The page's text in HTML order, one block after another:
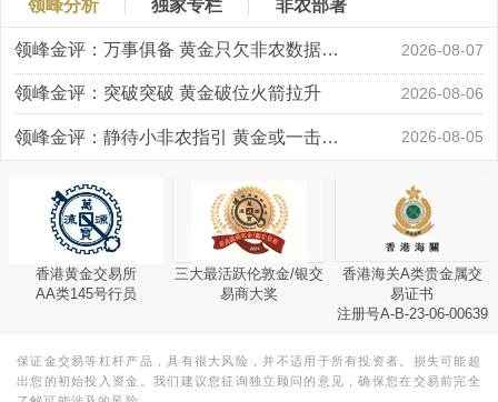
领峰分析 独家专栏 非农部署
领峰金评：万事俱备 黄金只欠非农数据“东风” 2026-08-07
领峰金评：突破突破 黄金破位火箭拉升 2026-08-06
领峰金评：静待小非农指引 黄金或一击破局 2026-08-05
香港黄金交易所
AA类145号行员
三大最活跃伦敦金/银交
易商大奖
香港海关A类贵金属交
易证书
注册号A-B-23-06-00639
保证金交易等杠杆产品，具有很大风险，并不适用于所有投资者。损失可能超
出您的初始投入资金。我们建议您征询独立顾问的意见，确保您在交易前完全